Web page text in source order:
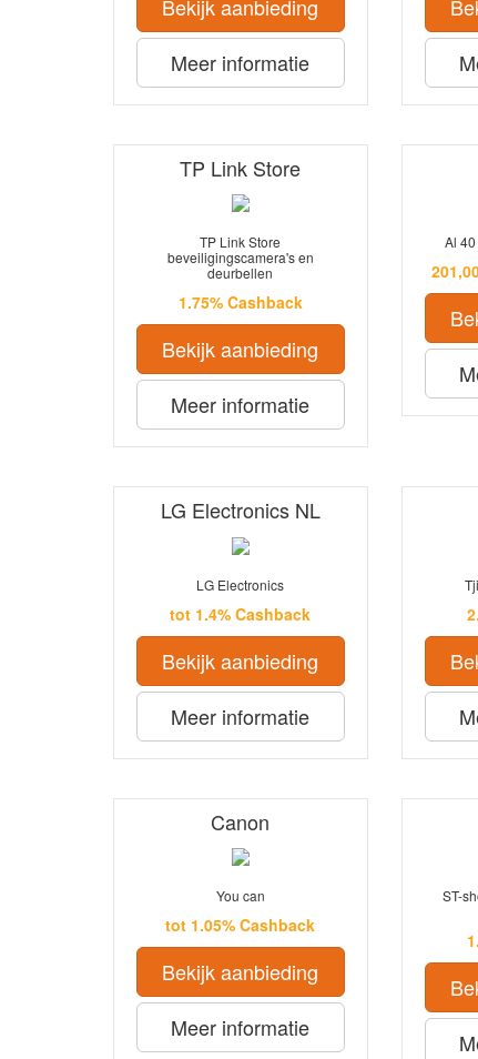
Bekijk aanbieding
Meer informatie
TP Link Store
TP Link Store
beveiligingscamera's en
deurbellen
1.75% Cashback
Bekijk aanbieding
Meer informatie
Al
LG Electronics NL
LG Electronics
tot 1.4% Cashback
Bekijk aanbieding
Meer informatie
Canon
You can
tot 1.05% Cashback
Bekijk aanbieding
Meer informatie
ST-